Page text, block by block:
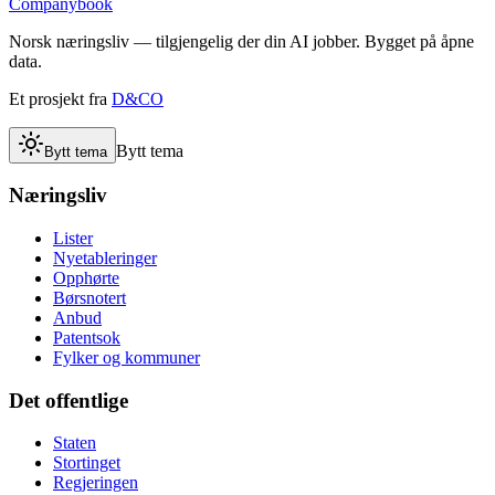
Norsk næringsliv — tilgjengelig der din AI jobber. Bygget på åpne
data.
Et prosjekt fra D&CO
Bytt tema Bytt tema
Næringsliv
Lister
Nyetableringer
Opphørte
Børsnotert
Anbud
Patentsok
Fylker og kommuner
Det offentlige
Staten
Stortinget
Regjeringen